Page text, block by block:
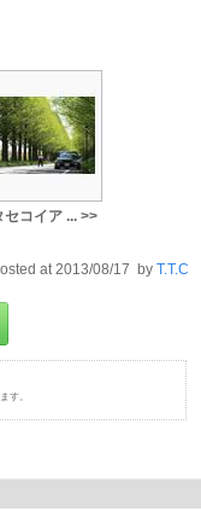
セコイア ... >>
at 2013/08/17 by T.T.C
す。